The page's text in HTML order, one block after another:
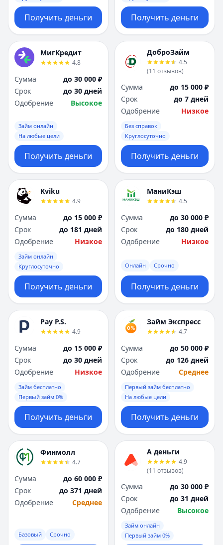
Получить деньги Получить деньги
МигКредит
4.8
Сумма
до 30 000 ₽
Срок
до 30 дней
Одобрение
Высокое
Займ онлайн
На любые цели
Получить деньги
ДоброЗайм
4.5
(11 отзывов)
Сумма
до 15 000 ₽
Срок
до 7 дней
Одобрение
Низкое
Без справок
Круглосуточно
Получить деньги
Kviku
4.9
Сумма
до 15 000 ₽
Срок
до 181 дней
Одобрение
Низкое
Займ онлайн
Круглосуточно
Получить деньги
МаниКэш
4.5
Сумма
до 30 000 ₽
Срок
до 180 дней
Одобрение
Низкое
Онлайн Срочно
Получить деньги
Pay P.S.
4.9
Сумма
до 15 000 ₽
Срок
до 30 дней
Одобрение
Низкое
Займ бесплатно
Первый займ 0%
Получить деньги
Займ Экспресс
4.7
Сумма
до 50 000 ₽
Срок
до 126 дней
Одобрение
Среднее
Первый займ бесплатно
На любые цели
Получить деньги
Финмолл
4.7
Сумма
до 60 000 ₽
Срок
до 371 дней
Одобрение
Среднее
Базовый Срочно
А деньги
4.9
(11 отзывов)
Сумма
до 30 000 ₽
Срок
до 31 дней
Одобрение
Высокое
Займ онлайн
Первый займ 0%